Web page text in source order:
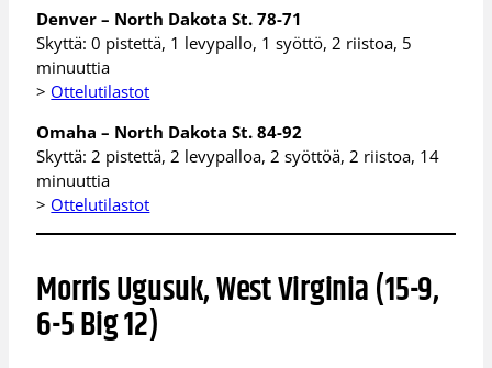
Denver – North Dakota St. 78-71
Skyttä: 0 pistettä, 1 levypallo, 1 syöttö, 2 riistoa, 5
minuuttia
> Ottelutilastot
Omaha – North Dakota St. 84-92
Skyttä: 2 pistettä, 2 levypalloa, 2 syöttöä, 2 riistoa, 14
minuuttia
> Ottelutilastot
Morris Ugusuk, West Virginia (15-9,
6-5 Big 12)